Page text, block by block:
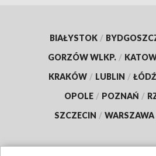
BIAŁYSTOK /
GORZÓW WLKP. /
KRAKÓW / LUBLIN / ŁÓDŹ
OPOLE / POZNAŃ /
SZCZECIN / WARSZAWA